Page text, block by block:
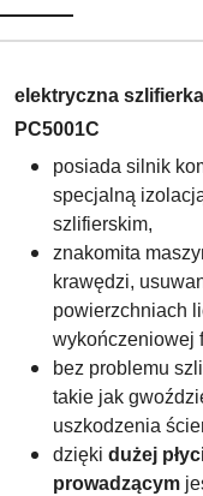
elektryczna
PC5001C
posiada silnik
specjalną
szlifierskim,
znakomita
krawędzi,
powierzchniach
wykończeniowej
bez problemu
takie jak
uszkodzenia
dzięki dużej
prowadzącym